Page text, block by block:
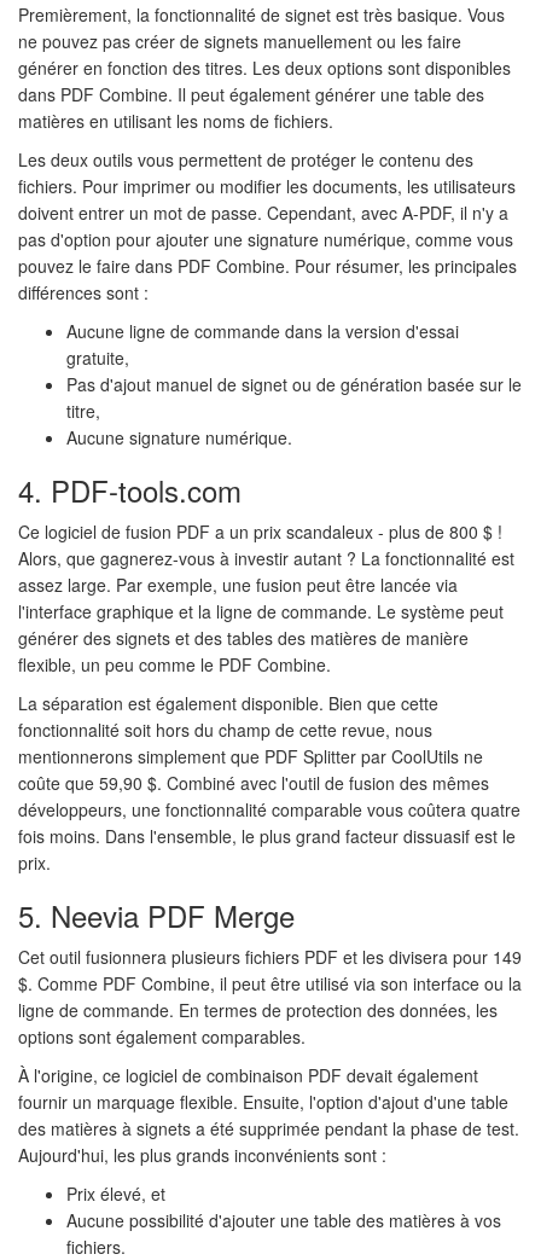
Premièrement, la fonctionnalité de signet est très basique. Vous
ne pouvez pas créer de signets manuellement ou les faire
générer en fonction des titres. Les deux options sont disponibles
dans PDF Combine. Il peut également générer une table des
matières en utilisant les noms de fichiers.
Les deux outils vous permettent de protéger le contenu des
fichiers. Pour imprimer ou modifier les documents, les utilisateurs
doivent entrer un mot de passe. Cependant, avec A-PDF, il n'y a
pas d'option pour ajouter une signature numérique, comme vous
pouvez le faire dans PDF Combine. Pour résumer, les principales
différences sont :
Aucune ligne de commande dans la version d'essai
gratuite,
Pas d'ajout manuel de signet ou de génération basée sur le
titre,
Aucune signature numérique.
4. PDF-tools.com
Ce logiciel de fusion PDF a un prix scandaleux - plus de 800 $ !
Alors, que gagnerez-vous à investir autant ? La fonctionnalité est
assez large. Par exemple, une fusion peut être lancée via
l'interface graphique et la ligne de commande. Le système peut
générer des signets et des tables des matières de manière
flexible, un peu comme le PDF Combine.
La séparation est également disponible. Bien que cette
fonctionnalité soit hors du champ de cette revue, nous
mentionnerons simplement que PDF Splitter par CoolUtils ne
coûte que 59,90 $. Combiné avec l'outil de fusion des mêmes
développeurs, une fonctionnalité comparable vous coûtera quatre
fois moins. Dans l'ensemble, le plus grand facteur dissuasif est le
prix.
5. Neevia PDF Merge
Cet outil fusionnera plusieurs fichiers PDF et les divisera pour 149
$. Comme PDF Combine, il peut être utilisé via son interface ou la
ligne de commande. En termes de protection des données, les
options sont également comparables.
À l'origine, ce logiciel de combinaison PDF devait également
fournir un marquage flexible. Ensuite, l'option d'ajout d'une table
des matières à signets a été supprimée pendant la phase de test.
Aujourd'hui, les plus grands inconvénients sont :
Prix élevé, et
Aucune possibilité d'ajouter une table des matières à vos
fichiers.